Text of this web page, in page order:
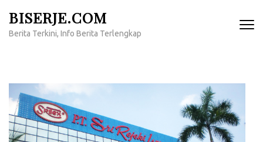
konten
BISERJE.COM
Berita Terkini, Info Berita Terlengkap